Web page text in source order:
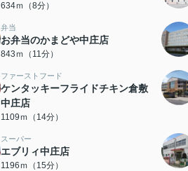
634ｍ（8分）
弁当
お弁当のかまどや中庄店
843ｍ（11分）
ファーストフード
ケンタッキーフライドチキン倉敷
中庄店
1109ｍ（14分）
スーパー
エブリィ中庄店
1196ｍ（15分）